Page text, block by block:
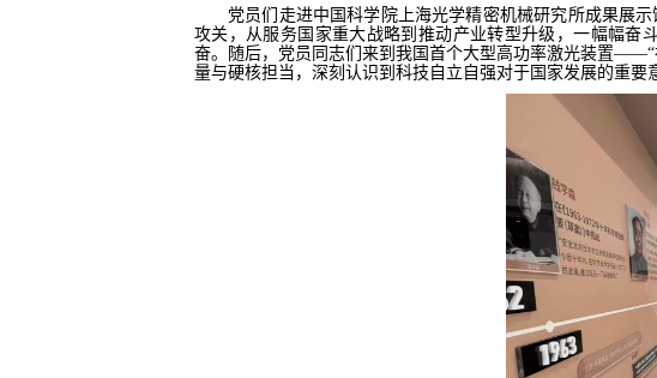
党员们 走进中国科学院上海光学精密机械研究所成果展
攻关，从服务国家重大战略到推动产业转型升级，一幅幅奋
奋。随后，党员同志们 来到 我国首个大型高功率激光装置——“
量与硬核担当，深刻认识到科技自立自强对于国家发展的重